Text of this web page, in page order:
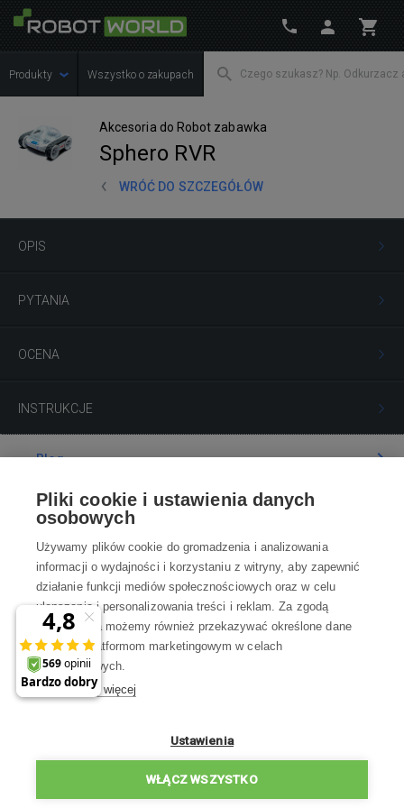
Produkty Wszystko o zakupach
Akcesoria do Robot zabawka
Sphero RVR
WRÓĆ DO SZCZEGÓŁÓW
OPIS
PYTANIA
OCENA
INSTRUKCJE
Blog
Poradnia
Wszystko o zakupach
Kontakt
Skontaktuj się z Nami
Pon-Pt 8:00—17:00
WSZYSTKIE KONTAKTY
na pierwsze zakupy?
Chcę zniżkę
Pliki cookie i ustawienia danych
osobowych
Używamy plików cookie do gromadzenia i analizowania
informacji o wydajności i korzystaniu z witryny, aby zapewnić
działanie funkcji mediów społecznościowych oraz w celu
ulepszania i personalizowania treści i reklam. Za zgodą
użytkownika możemy również przekazywać określone dane
osobowe platformom marketingowym w celach
marketingowych.
Dowiedz się więcej
Ustawienia
WŁĄCZ WSZYSTKO